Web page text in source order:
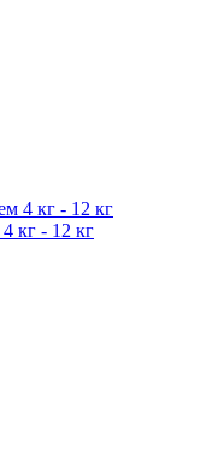
кг - 12 кг